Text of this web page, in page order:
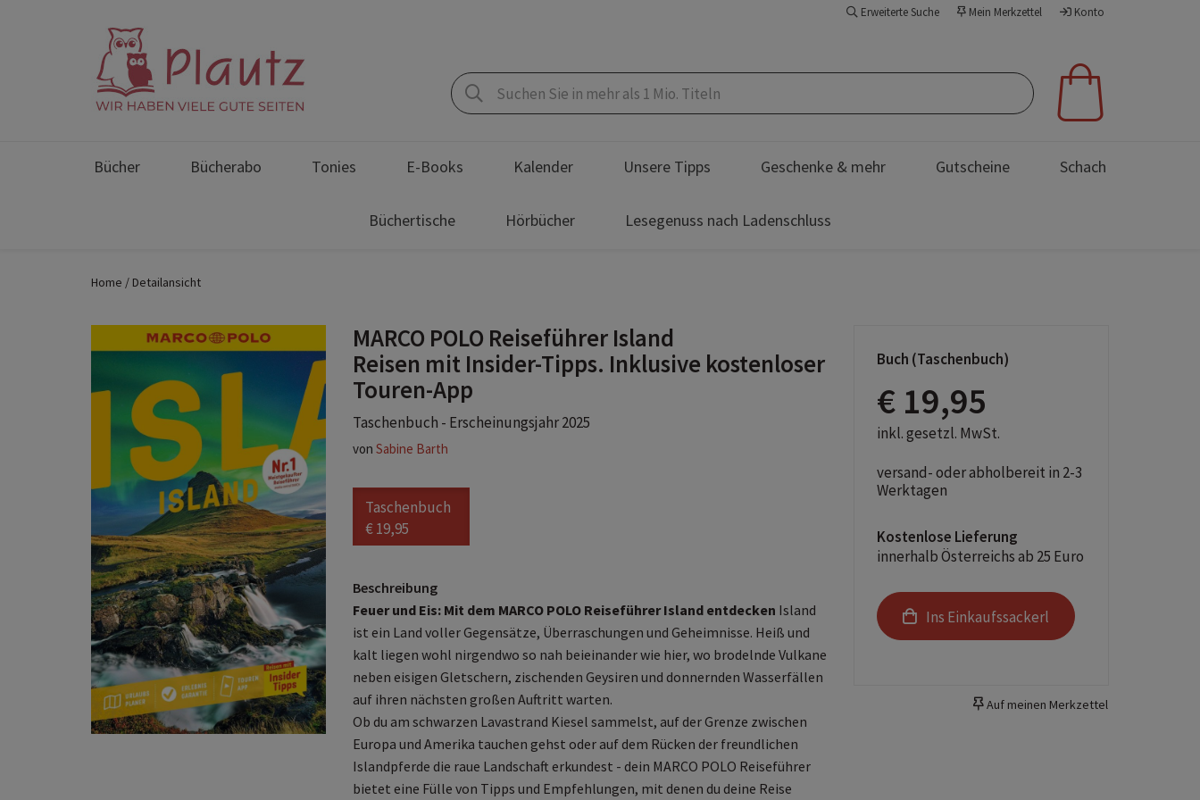
Erweiterte Suche Mein Merkzettel Konto
Bücher Bücherabo Tonies E-Books Kalender Unsere Tipps Geschenke & mehr Gutscheine Schach
Büchertische Hörbücher Lesegenuss nach Ladenschluss
Home Detailansicht
MARCO POLO Reiseführer Island
Reisen mit Insider-Tipps. Inklusive kostenloser
Touren-App
Taschenbuch - Erscheinungsjahr 2025
von Sabine Barth
Taschenbuch
€ 19,95
Beschreibung
Feuer und Eis: Mit dem MARCO POLO Reiseführer Island entdecken Island
ist ein Land voller Gegensätze, Überraschungen und Geheimnisse. Heiß und
kalt liegen wohl nirgendwo so nah beieinander wie hier, wo brodelnde Vulkane
neben eisigen Gletschern, zischenden Geysiren und donnernden Wasserfällen
auf ihren nächsten großen Auftritt warten.
Ob du am schwarzen Lavastrand Kiesel sammelst, auf der Grenze zwischen
Europa und Amerika tauchen gehst oder auf dem Rücken der freundlichen
Islandpferde die raue Landschaft erkundest - dein MARCO POLO Reiseführer
bietet eine Fülle von Tipps und Empfehlungen, mit denen du deine Reise
Buch (Taschenbuch)
€ 19,95
inkl. gesetzl. MwSt.
versand- oder abholbereit in 2-3
Werktagen
Kostenlose Lieferung
innerhalb Österreichs ab 25 Euro
Ins Einkaufssackerl
Auf meinen Merkzettel